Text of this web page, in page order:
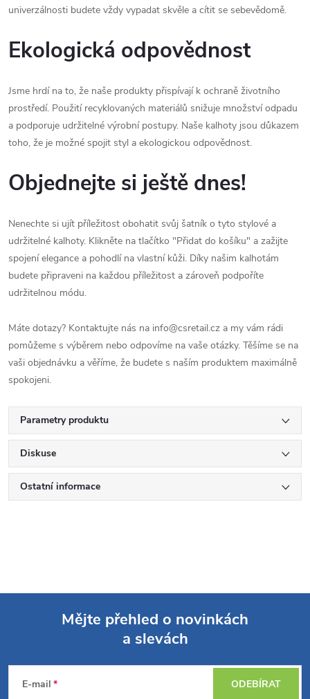
univerzálnosti budete vždy vypadat skvěle a cítit se sebevědomě.
Ekologická odpovědnost
Jsme hrdí na to, že naše produkty přispívají k ochraně životního
prostředí. Použití recyklovaných materiálů snižuje množství odpadu
a podporuje udržitelné výrobní postupy. Naše kalhoty jsou důkazem
toho, že je možné spojit styl a ekologickou odpovědnost.
Objednejte si ještě dnes!
Nenechte si ujít příležitost obohatit svůj šatník o tyto stylové a
udržitelné kalhoty. Klikněte na tlačítko "Přidat do košíku" a zažijte
spojení elegance a pohodlí na vlastní kůži. Díky našim kalhotám
budete připraveni na každou příležitost a zároveň podpoříte
udržitelnou módu.
Máte dotazy? Kontaktujte nás na info@csretail.cz a my vám rádi
pomůžeme s výběrem nebo odpovíme na vaše otázky. Těšíme se na
vaši objednávku a věříme, že budete s naším produktem maximálně
spokojeni.
Parametry produktu
Diskuse
Ostatní informace
Mějte přehled o novinkách
a slevách
E-mail ODEBÍRAT